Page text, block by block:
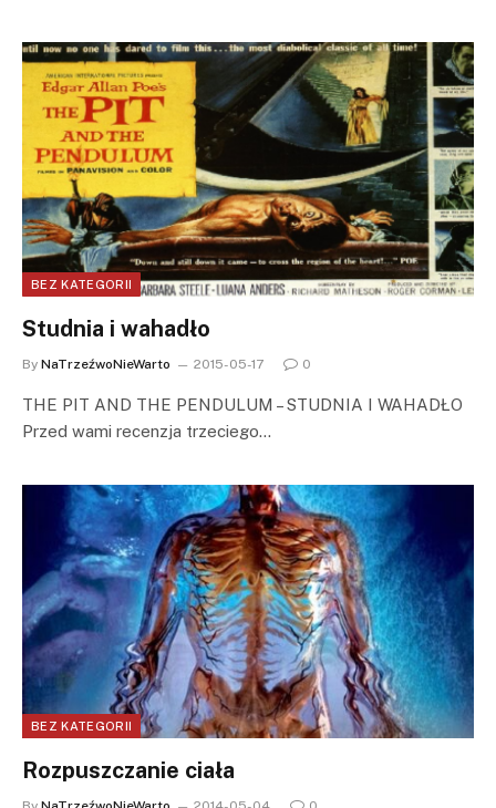
BEZ KATEGORII
Studnia i wahadło
By NaTrzeźwoNieWarto 2015-05-17 0
THE PIT AND THE PENDULUM – STUDNIA I WAHADŁO
Przed wami recenzja trzeciego…
BEZ KATEGORII
Rozpuszczanie ciała